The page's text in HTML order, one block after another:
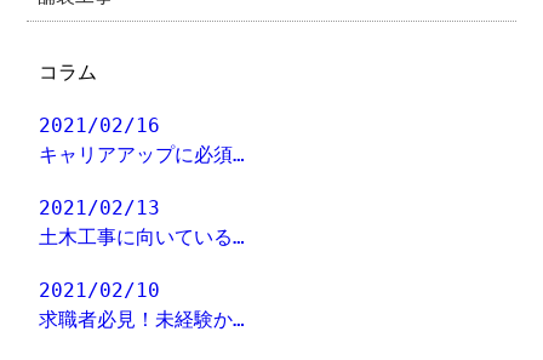
コラム
2021/02/16
キャリアアップに必須…
2021/02/13
土木工事に向いている…
2021/02/10
求職者必見！未経験か…